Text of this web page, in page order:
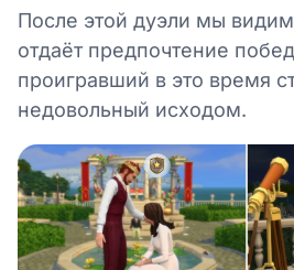
После этой дуэли мы
отдаёт предпочтение
проигравший в это время
недовольный исходом.